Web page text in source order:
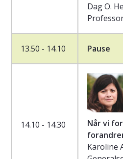
Dag O.
13.50 - 14.10 Pause
14.10 - 14.30
Når vi
Karoline